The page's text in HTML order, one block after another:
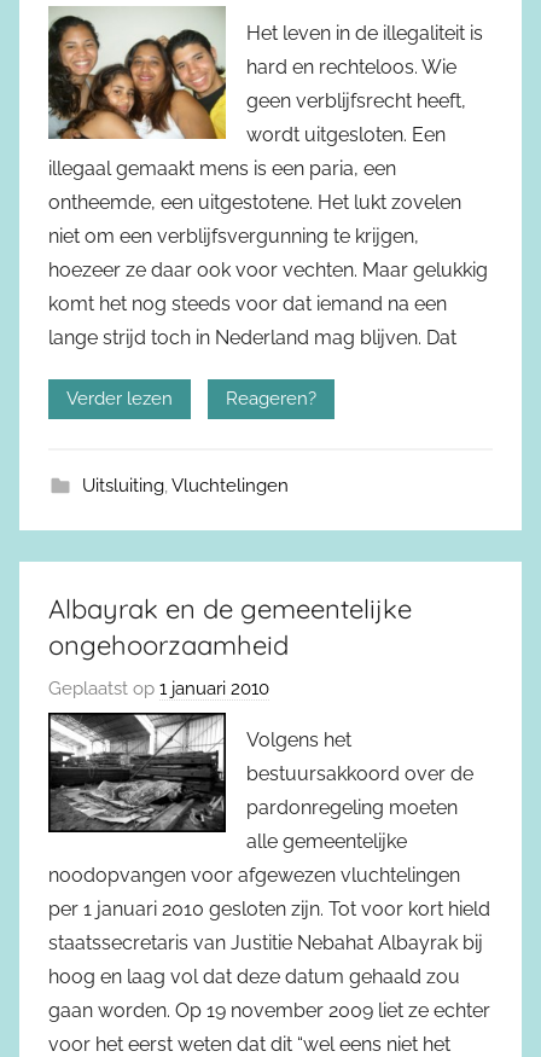
Het leven in de illegaliteit is
hard en rechteloos. Wie
geen verblijfsrecht heeft,
wordt uitgesloten. Een
illegaal gemaakt mens is een paria, een
ontheemde, een uitgestotene. Het lukt zovelen
niet om een verblijfsvergunning te krijgen,
hoezeer ze daar ook voor vechten. Maar gelukkig
komt het nog steeds voor dat iemand na een
lange strijd toch in Nederland mag blijven. Dat
Verder lezen Reageren?
Uitsluiting,Vluchtelingen
Albayrak en de gemeentelijke
ongehoorzaamheid
Geplaatst op 1 januari 2010
Volgens het
bestuursakkoord over de
pardonregeling moeten
alle gemeentelijke
noodopvangen voor afgewezen vluchtelingen
per 1 januari 2010 gesloten zijn. Tot voor kort hield
staatssecretaris van Justitie Nebahat Albayrak bij
hoog en laag vol dat deze datum gehaald zou
gaan worden. Op 19 november 2009 liet ze echter
voor het eerst weten dat dit “wel eens niet het